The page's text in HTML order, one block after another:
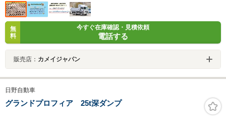
無
料
今すぐ在庫確認・見積依頼
電話する
販売店： カメイジャパン
日野自動車
グランドプロフィア 25t深ダンプ